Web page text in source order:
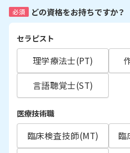
必須 どの資格をお持ちですか？
セラピスト
理学療法士(PT)
言語聴覚士(ST)
医療技術職
臨床検査技師(MT)
臨